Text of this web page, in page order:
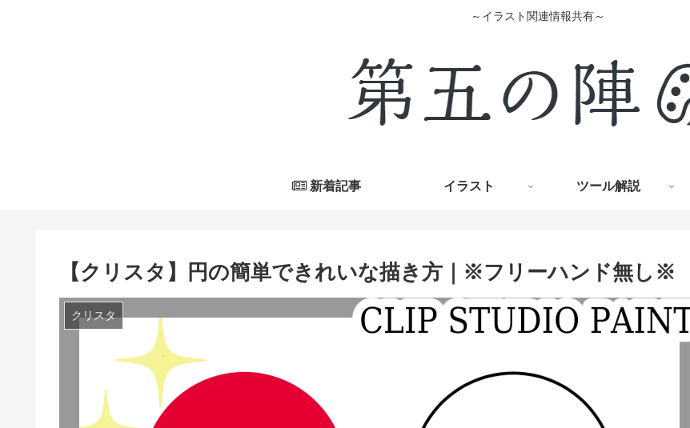
～イラスト関連情報共有～
新着記事 イラスト ツール解説
【クリスタ】円の簡単できれいな描き方｜※フリーハンド無し※
クリスタ